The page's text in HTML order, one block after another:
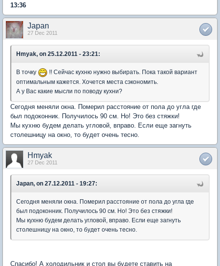
13:36
Japan
27 Dec 2011
Hmyak, on 25.12.2011 - 23:21:
В точку
!! Сейчас кухню нужно выбирать. Пока такой вариант
оптимальным кажется. Хочется места сэкономить.
А у Вас какие мысли по поводу кухни?
Сегодня меняли окна. Померил расстояние от пола до угла где
был подоконник. Получилось 90 см. Но! Это без стяжки!
Мы кухню будем делать угловой, вправо. Если еще загнуть
столешницу на окно, то будет очень тесно.
Hmyak
27 Dec 2011
Japan, on 27.12.2011 - 19:27:
Сегодня меняли окна. Померил расстояние от пола до угла где
был подоконник. Получилось 90 см. Но! Это без стяжки!
Мы кухню будем делать угловой, вправо. Если еще загнуть
столешницу на окно, то будет очень тесно.
Спасибо! А холодильник и стол вы будете ставить на